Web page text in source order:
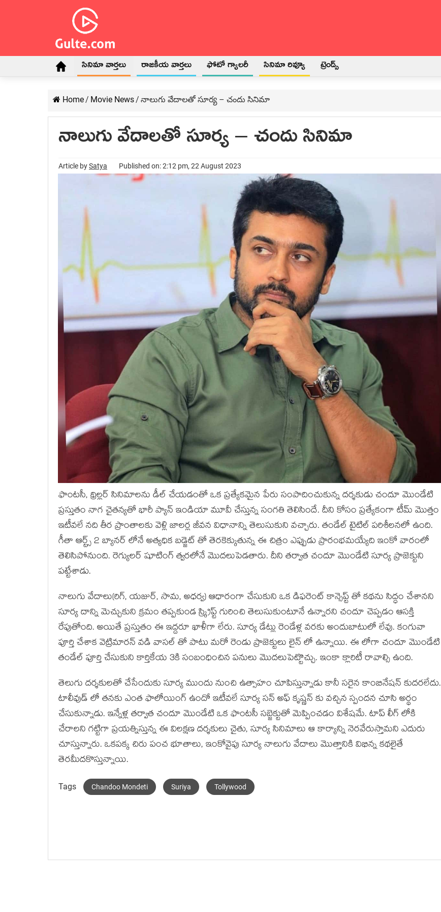
సినిమా వార్తలు రాజకీయ వార్తలు ఫోటో గ్యాలరీ సినిమా రివ్యూ ట్రెండ్స్
Home/ Movie News/ నాలుగు వేదాలతో సూర్య – చందు సినిమా
నాలుగు వేదాలతో సూర్య – చందు సినిమా
Article bySatya Published on: 2:12 pm, 22 August 2023
ఫాంటసీ, థ్రిల్లర్ సినిమాలను డీల్ చేయడంతో ఒక ప్రత్యేకమైన పేరు సంపాదించుకున్న దర్శకుడు చందూ మొండేటి
ప్రస్తుతం నాగ చైతన్యతో భారీ ప్యాన్ ఇండియా మూవీ చేస్తున్న సంగతి తెలిసిందే. దీని కోసం ప్రత్యేకంగా టీమ్ మొత్తం
ఇటీవలే నది తీర ప్రాంతాలకు వెళ్లి జాలర్ల జీవన విధానాన్ని తెలుసుకుని వచ్చారు. తండేల్ టైటిల్ పరిశీలనలో ఉంది.
గీతా ఆర్ట్స్ 2 బ్యానర్ లోనే అత్యధిక బడ్జెట్ తో తెరకెక్కుతున్న ఈ చిత్రం ఎప్పుడు ప్రారంభమయ్యేది ఇంకో వారంలో
తెలిసిపోనుంది. రెగ్యులర్ షూటింగ్ త్వరలోనే మొదలుపెడతారు. దీని తర్వాత చందూ మొండేటి సూర్య ప్రాజెక్టుని
పట్టేశాడు.
నాలుగు వేదాలు(రిగ్, యజుర్, సామ, అధర్వ) ఆధారంగా చేసుకుని ఒక డిఫరెంట్ కాన్సెప్ట్ తో కథను సిద్ధం చేశానని
సూర్య దాన్ని మెచ్చుకుని క్రమం తప్పకుండ స్క్రిప్ట్ గురించి తెలుసుకుంటూనే ఉన్నారని చందూ చెప్పడం ఆసక్తి
రేపుతోంది. అయితే ప్రస్తుతం ఈ ఇద్దరూ ఖాళీగా లేరు. సూర్య డేట్లు రెండేళ్ల వరకు అందుబాటులో లేవు. కంగువా
పూర్తి చేశాక వెట్రిమారన్ వడి వాసల్ తో పాటు మరో రెండు ప్రాజెక్టులు లైన్ లో ఉన్నాయి. ఈ లోగా చందూ మొండేటి
తండేల్ పూర్తి చేసుకుని కార్తికేయ 3కి సంబంధించిన పనులు మొదలుపెట్టొచ్చు. ఇంకా క్లారిటీ రావాల్సి ఉంది.
తెలుగు దర్శకులతో చేసేందుకు సూర్య ముందు నుంచి ఉత్సాహం చూపిస్తున్నాడు కానీ సరైన కాంబినేషన్ కుదరలేదు.
టాలీవుడ్ లో తనకు ఎంత ఫాలోయింగ్ ఉందో ఇటీవలే సూర్య సన్ అఫ్ కృష్ణన్ కు వచ్చిన స్పందన చూసి అర్థం
చేసుకున్నాడు. ఇన్నేళ్ల తర్వాత చందూ మొండేటి ఒక ఫాంటసీ సబ్జెక్టుతో మెప్పించడం విశేషమే. టాప్ లీగ్ లోకి
చేరాలని గట్టిగా ప్రయత్నిస్తున్న ఈ విలక్షణ దర్శకులు చైతు, సూర్య సినిమాలు ఆ కార్యాన్ని నెరవేరుస్తామని ఎదురు
చూస్తున్నారు. ఒకపక్క చిరు పంచ భూతాలు, ఇంకోవైపు సూర్య నాలుగు వేదాలు మొత్తానికి విభిన్న కథలైతే
తెరమీదకొస్తున్నాయి.
Tags Chandoo Mondeti Suriya Tollywood